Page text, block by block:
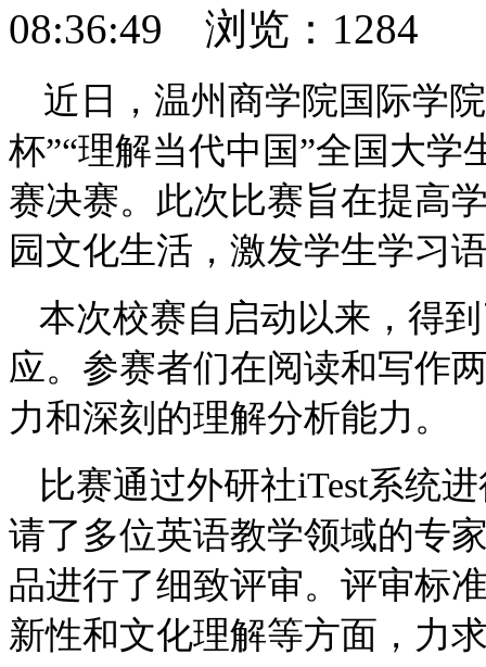
08:36:49 浏览： 1284
近日，温州商学院国际学
杯”“理解当代中国”全国大学
赛决赛。此次比赛旨在提高
园文化生活，激发学生学习
本次校赛自启动以来，得
应。参赛者们在阅读和写作
力和深刻的理解分析能力。
比赛通过外研社iTest系统
请了多位英语教学领域的专
品进行了细致评审。评审标
新性和文化理解等方面，力